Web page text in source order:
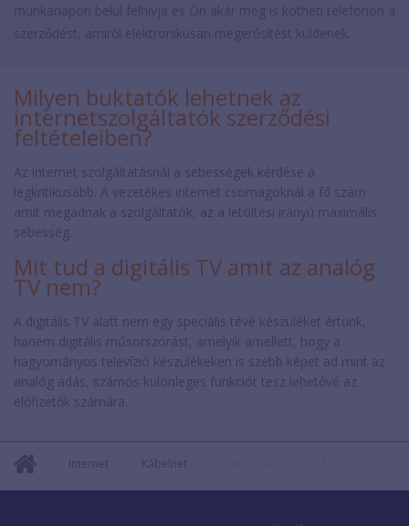
Milyen buktatók lehetnek az
internetszolgáltatók szerződési
feltételeiben?
Az internet szolgáltatásnál a sebességek kérdése a
legkritikusabb. A vezetékes internet csomagoknál a fő szám
amit megadnak a szolgáltatók, az a letöltési irányú maximális
sebesség.
Mit tud a digitális TV amit az analóg
TV nem?
A digitális TV alatt nem egy speciális tévé készüléket értünk,
hanem digitális műsorszórást, amelyik amellett, hogy a
hagyományos televízió készülékeken is szebb képet ad mint az
analóg adás, számos különleges funkciót tesz lehetővé az
előfizetők számára.
Internet Kábelnet